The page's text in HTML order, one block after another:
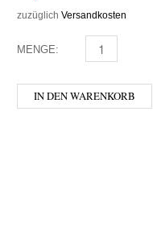
zuzüglich Versandkosten
MENGE:
IN DEN WARENKORB